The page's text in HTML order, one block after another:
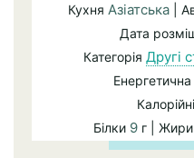
Кухня Азіатська|
Дата
Категорія Другі
Енергетична
Білки 9г | Жири